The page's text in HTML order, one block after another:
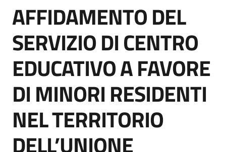
strumenti
di
Supporto
Piattaforme
telematiche
Salta al contenuto
AFFIDAMENTO DEL
SERVIZIO DI CENTRO
EDUCATIVO A FAVORE
DI MINORI RESIDENTI
NEL TERRITORIO
DELL’UNIONE